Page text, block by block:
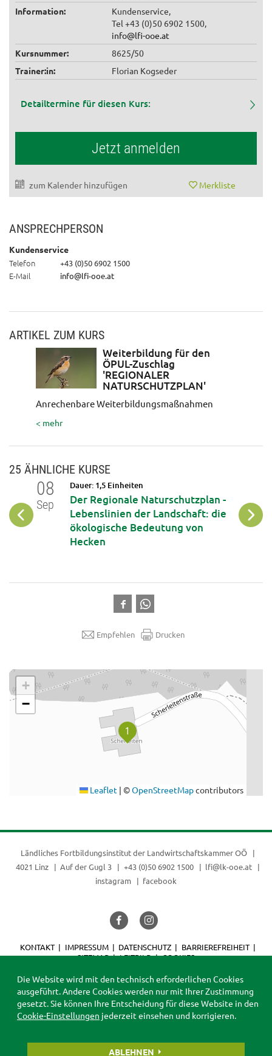
Information:
Kundenservice,
Tel +43 (0)50 6902 1500,
info@lfi-ooe.at
Kursnummer:
8625/50
Trainer:in:
Florian Kogseder
Detailtermine für diesen Kurs:
Jetzt anmelden
zum Kalender hinzufügen Merkliste
ANSPRECHPERSON
Kundenservice
Telefon +43 (0)50 6902 1500
E-Mail info@lfi-ooe.at
ARTIKEL ZUM KURS
Weiterbildung für den
ÖPUL-Zuschlag
'REGIONALER
NATURSCHUTZPLAN'
Anrechenbare Weiterbildungsmaßnahmen
< mehr
25 ÄHNLICHE KURSE
08
Sep
Dauer: 1,5 Einheiten
Der Regionale Naturschutzplan -
Lebenslinien der Landschaft: die
ökologische Bedeutung von
Hecken
Sep
Empfehlen Drucken
.
+
−
Leaflet | ©OpenStreetMapcontributors
Ländliches Fortbildungsinstitut der Landwirtschaftskammer OÖ
4021 Linz
Auf der Gugl 3 +43 (0)50 6902 1500
lfi@lk-ooe.at
instagram
facebook
KONTAKT IMPRESSUM DATENSCHUTZ
BARRIEREFREIHEIT
SITEMAP
LEITBILD COOKIES
Die Website wird mit den technisch erforderlichen Cookies
ausgeführt. Andere Cookies werden nur mit Ihrer Zustimmung
gesetzt. Sie können Ihre Entscheidung für diese Website in den
Cookie-Einstellungen jederzeit einsehen und korrigieren.
ABLEHNEN